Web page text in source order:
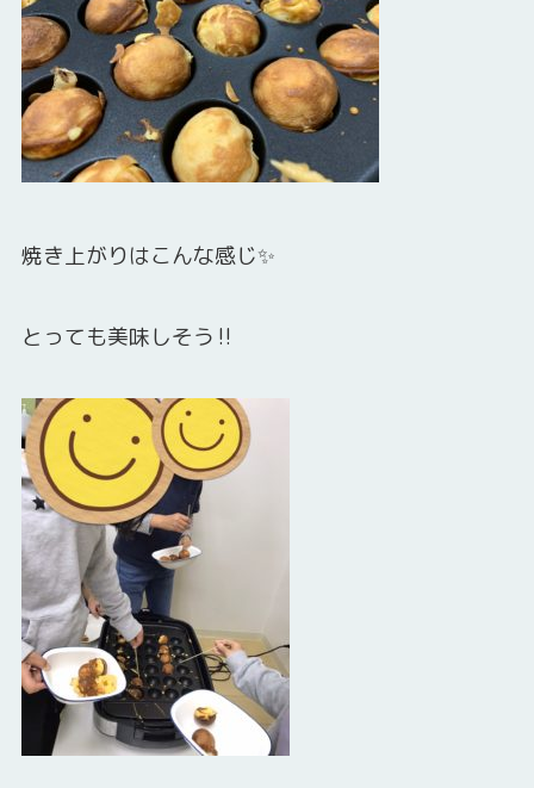
焼き上がりはこんな感じ✨
とっても美味しそう‼